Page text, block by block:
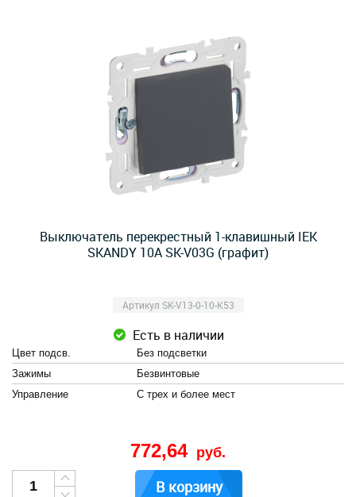
Выключатель перекрестный 1-клавишный IEK
SKANDY 10А SK-V03G (графит)
Артикул SK-V13-0-10-K53
Есть в наличии
Цвет подсв.
Без подсветки
Зажимы
Безвинтовые
Управление
С трех и более мест
772,64 руб.
В корзину